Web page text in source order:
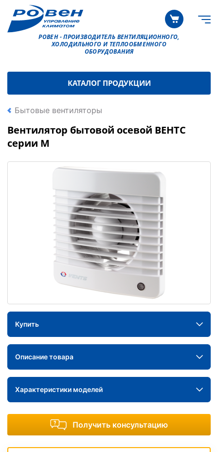
РОВЕН - ПРОИЗВОДИТЕЛЬ ВЕНТИЛЯЦИОННОГО,
ХОЛОДИЛЬНОГО И ТЕПЛООБМЕННОГО
ОБОРУДОВАНИЯ
КАТАЛОГ ПРОДУКЦИИ
Бытовые вентиляторы
Вентилятор бытовой осевой ВЕНТС
серии М
Купить
Описание товара
Характеристики моделей
Получить консультацию